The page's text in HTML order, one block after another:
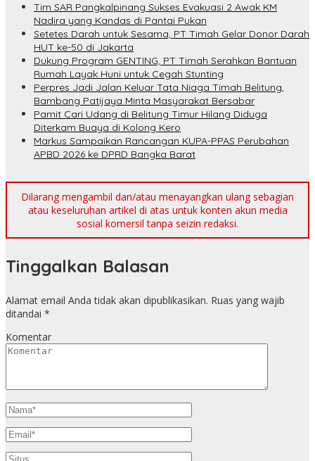
Tim SAR Pangkalpinang Sukses Evakuasi 2 Awak KM
Nadira yang Kandas di Pantai Pukan
Setetes Darah untuk Sesama, PT Timah Gelar Donor Darah
HUT ke-50 di Jakarta
Dukung Program GENTING, PT Timah Serahkan Bantuan
Rumah Layak Huni untuk Cegah Stunting
Perpres Jadi Jalan Keluar Tata Niaga Timah Belitung,
Bambang Patijaya Minta Masyarakat Bersabar
Pamit Cari Udang di Belitung Timur Hilang Diduga
Diterkam Buaya di Kolong Kero
Markus Sampaikan Rancangan KUPA-PPAS Perubahan
APBD 2026 ke DPRD Bangka Barat
Dilarang mengambil dan/atau menayangkan ulang sebagian
atau keseluruhan artikel di atas untuk konten akun media
sosial komersil tanpa seizin redaksi.
Tinggalkan Balasan
Alamat email Anda tidak akan dipublikasikan. Ruas yang wajib
ditandai *
Komentar